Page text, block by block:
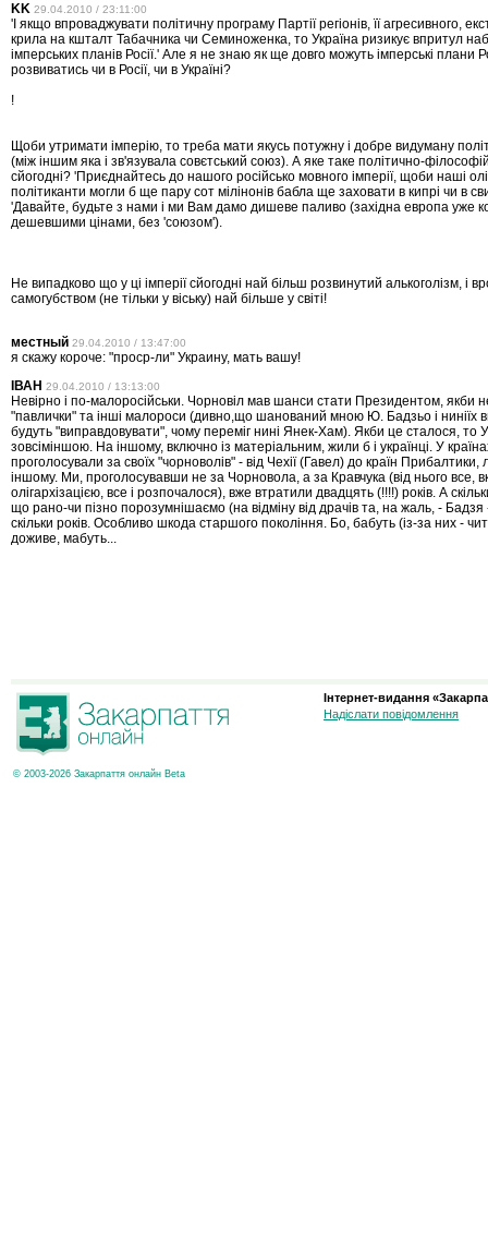
KK 29.04.2010 / 23:11:00
'І якщо впроваджувати політичну програму Партії регіонів, її агресивного,
крила на кшталт Табачника чи Семиноженка, то Україна ризикує впритул
імперських планів Росії.' Але я не знаю як ще довго можуть імперські плани
розвиватись чи в Росії, чи в Україні?
!
Щоби утримати імперію, то треба мати якусь потужну і добре видуману
(між іншим яка і зв'язувала совєтський союз). А яке таке політично-
сйогодні? 'Приєднайтесь до нашого російсько мовного імперії, щоби наші
політиканти могли б ще пару сот мілінонів бабла ще заховати в кипрі чи в
'Давайте, будьте з нами і ми Вам дамо дишеве паливо (західна европа уже
дешевшими цінами, без 'союзом').
Не випадково що у ці імперії сйогодні най більш розвинутий алькоголізм, і
самогубством (не тільки у віську) най більше у світі!
местный 29.04.2010 / 13:47:00
я скажу короче: "проср-ли" Украину, мать вашу!
ІВАН 29.04.2010 / 13:13:00
Невірно і по-малоросійськи. Чорновіл мав шанси стати Президентом, якби
"павлички" та інші малороси (дивно,що шанований мною Ю. Бадзьо і ниніїх
будуть "виправдовувати", чому переміг нині Янек-Хам). Якби це сталося, то
зовсіміншою. На іншому, включно із матеріальним, жили б і українці. У
проголосували за своїх "чорноволів" - від Чехії (Гавел) до країн
іншому. Ми, проголосувавши не за Чорновола, а за Кравчука (від нього все,
олігархізацією, все і розпочалося), вже втратили двадцять (!!!!) років. А
що рано-чи пізно порозумнішаємо (на відміну від драчів та, на жаль, -
скільки років. Особливо шкода старшого покоління. Бо, бабуть (із-за них -
доживе, мабуть...
© 2003-2026 Закарпаття онлайн Beta
Інтернет-видання
Надіслати повідомлення